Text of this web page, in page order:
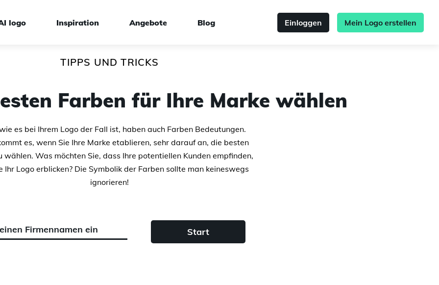
logo Inspiration Angebote Blog Einloggen Mein Logo erstellen
TIPPS UND TRICKS
Farben für Ihre Marke wählen
es bei Ihrem Logo der Fall ist, haben auch Farben Bedeutungen.
es, wenn Sie Ihre Marke etablieren, sehr darauf an, die besten
wählen. Was möchten Sie, dass Ihre potentiellen Kunden empfinden,
Ihr Logo erblicken? Die Symbolik der Farben sollte man keineswegs
ignorieren!
Start